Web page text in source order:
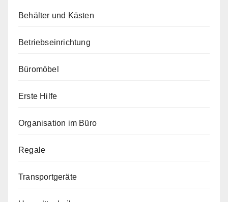
Behälter und Kästen
Betriebseinrichtung
Büromöbel
Erste Hilfe
Organisation im Büro
Regale
Transportgeräte